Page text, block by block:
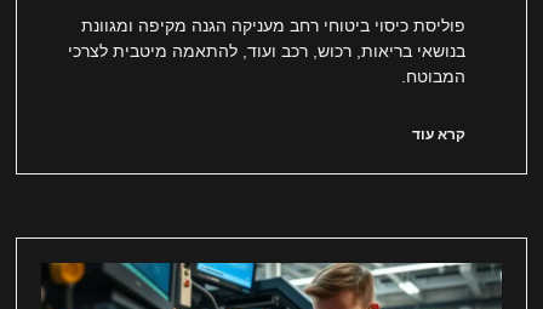
פוליסת כיסוי ביטוחי רחב מעניקה הגנה מקיפה ומגוונת
בנושאי בריאות, רכוש, רכב ועוד, להתאמה מיטבית לצרכי
המבוטח.
קרא עוד